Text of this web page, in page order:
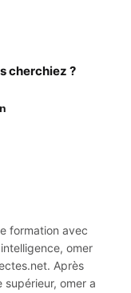
cherchiez ?
formation avec
omer
Après
supérieur, omer a